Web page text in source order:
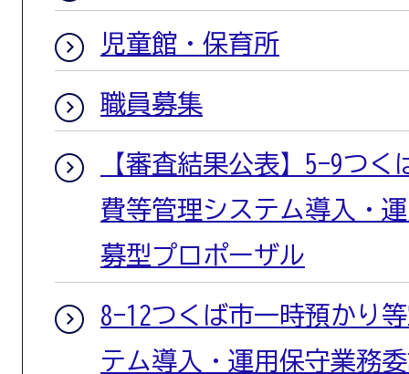
児童館・保育所
職員募集
【審査結果公表】5-9つ
費等管理システム導入・
募型プロポーザル
8-12つくば市一時預かり
テム導入・運用保守業務